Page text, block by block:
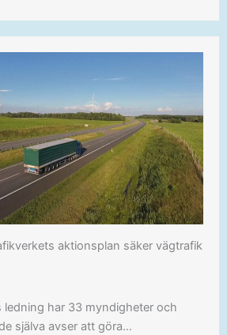
aktionsplan säker vägtrafik
ledning har 33 myndigheter och
själva avser att göra…